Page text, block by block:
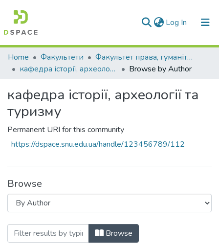
Log In (current)
Communities & Collections
All of DSpace
Home Факультети
Факультет права, гуманітарних і соціальних наук
кафедра історії, археології та туризму
Browse by Author
кафедра історії, археології та
туризму
Permanent URI for this community
https://dspace.snu.edu.ua/handle/123456789/112
Browse
Browsing кафедра історії, археології
Browse